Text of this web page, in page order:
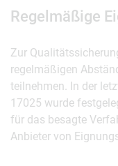
Regelmäßige
Zur
regelmäßigen
teilnehmen. In der
17025 wurde
für das besagte
Anbieter von